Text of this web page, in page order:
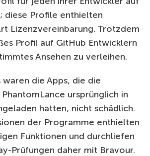
diese Profile enthielten
Lizenzvereinbarung. Trotzdem
Profil auf GitHub Entwicklern
Ansehen zu verleihen.
waren die Apps, die die
ursprünglich in
hatten, nicht schädlich.
der Programme enthielten
Funktionen und durchliefen
Prüfungen daher mit Bravour.